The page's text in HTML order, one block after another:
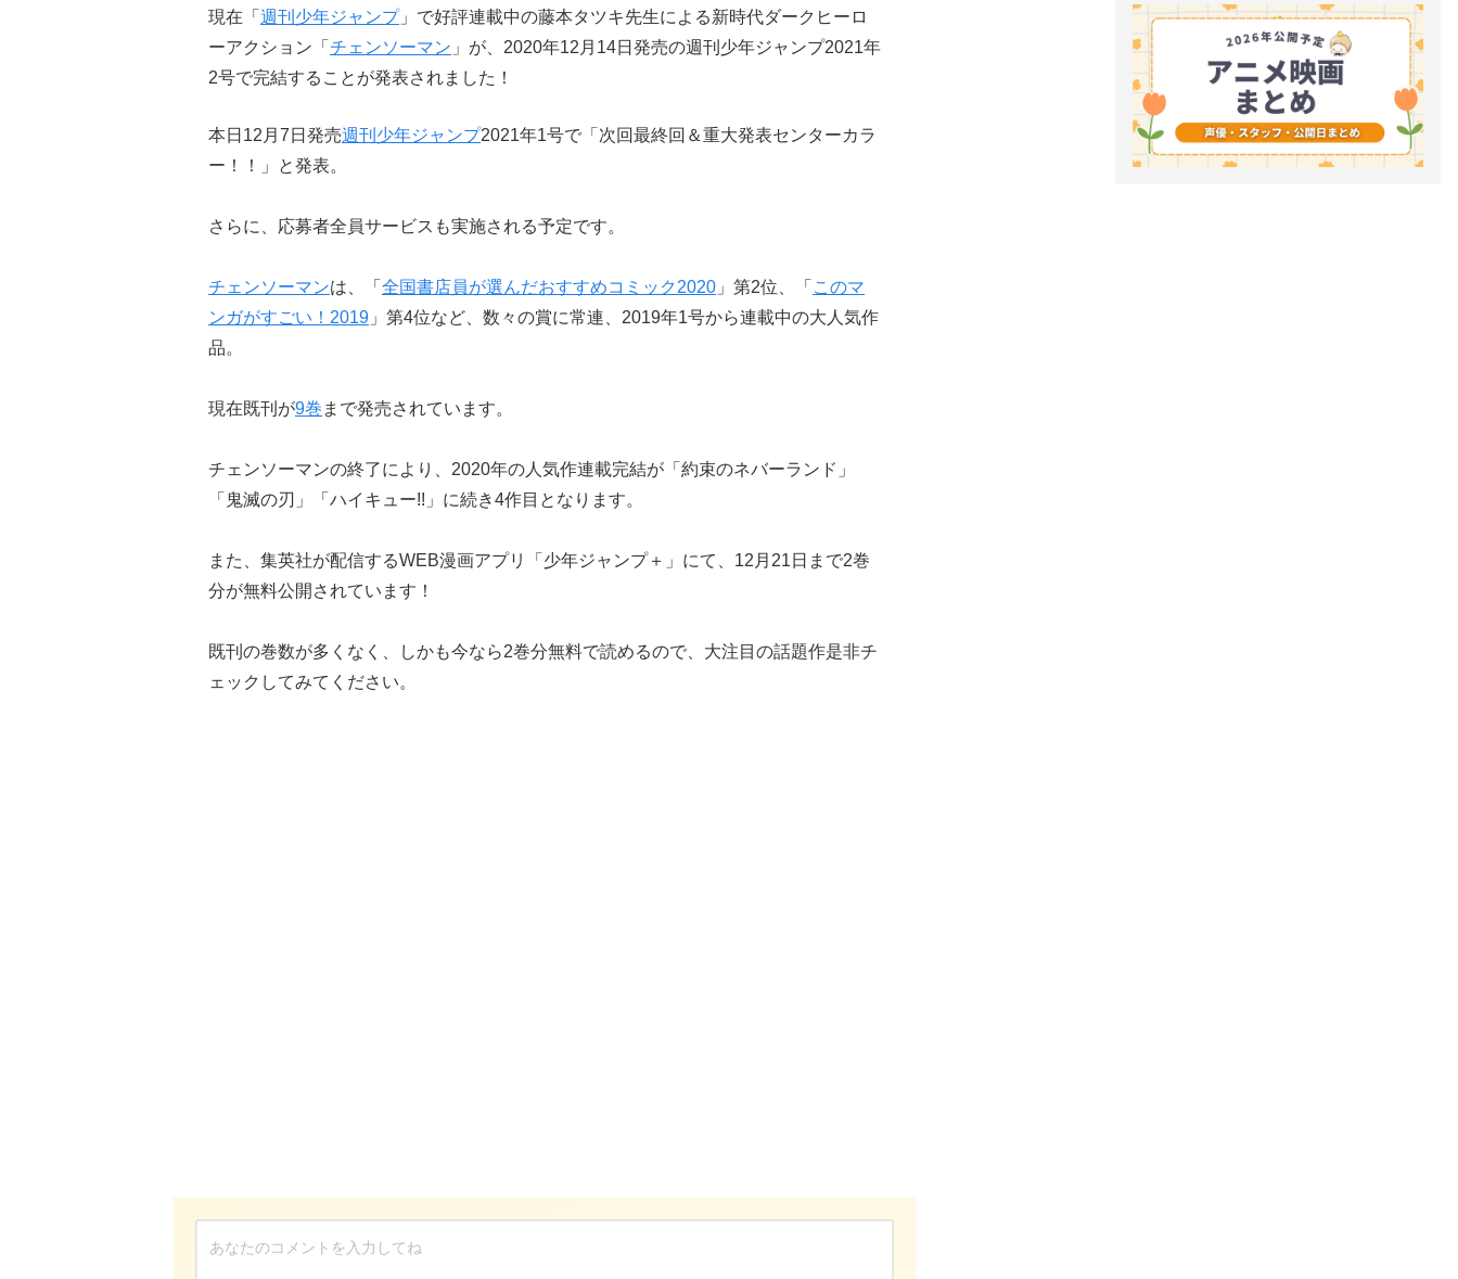
現在「 週刊少年ジャンプ」で好評連載中の藤本タツキ先生による新時代ダークヒーロ
ーアクション「 チェンソーマン 」が、2020年12月14日発売の週刊少年ジャンプ2021年
2号で完結することが発表されました！
本日12月7日発売週刊少年ジャンプ2021年1号で「次回最終回＆重大発表センターカラ
ー！！」と発表。
さらに、応募者全員サービスも実施される予定です。
チェンソーマンは、「 全国書店員が選んだおすすめコミック2020 」第2位、「 このマ
ンガがすごい！2019 」第4位など、数々の賞に常連、2019年1号から連載中の大人気作
品。
現在既刊が9巻 まで発売されています。
チェンソーマンの終了により、2020年の人気作連載完結が「約束のネバーランド」
「鬼滅の刃」「ハイキュー!!」に続き4作目となります。
また、集英社が配信するWEB漫画アプリ「少年ジャンプ＋」にて、12月21日まで2巻
分が無料公開されています！
既刊の巻数が多くなく、しかも今なら2巻分無料で読めるので、大注目の話題作是非チ
ェックしてみてください。